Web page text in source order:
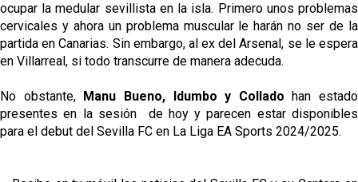
ocupar la medular sevillista en la isla. Primero unos problemas
cervicales y ahora un problema muscular le harán no ser de la
partida en Canarias. Sin embargo, al ex del Arsenal, se le espera
en Villarreal, si todo transcurre de manera adecuda.
No obstante, Manu Bueno, Idumbo y Collado han estado
presentes en la sesión de hoy y parecen estar disponibles
para el debut del Sevilla FC en La Liga EA Sports 2024/2025.